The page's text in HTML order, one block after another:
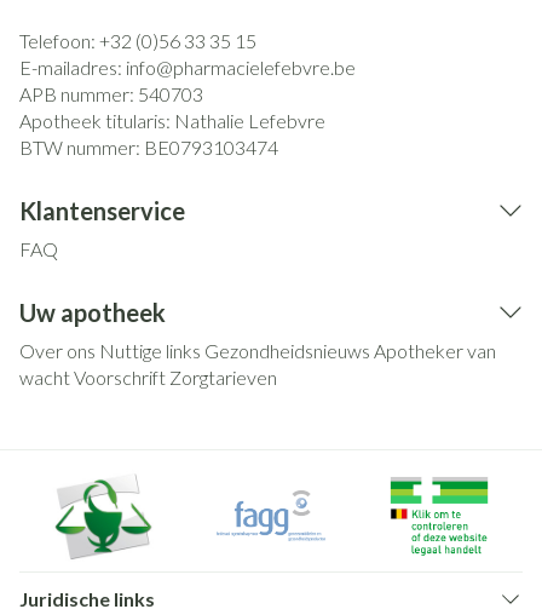
Telefoon: +32 (0)56 33 35 15
E-mailadres: info@pharmacielefebvre.be
APB nummer: 540703
Apotheek titularis: Nathalie Lefebvre
BTW nummer: BE0793103474
Klantenservice
FAQ
Uw apotheek
Over ons Nuttige links Gezondheidsnieuws Apotheker van
wachtVoorschrift Zorgtarieven
Juridische links